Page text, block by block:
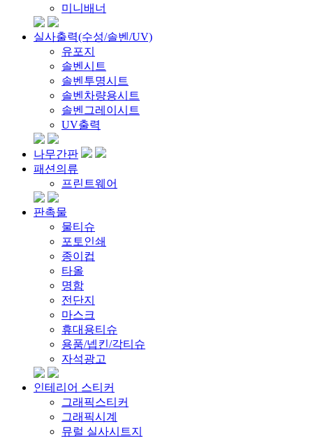
미니배너
실사출력(수성/솔벤/UV)
유포지
솔벤시트
솔벤투명시트
솔벤차량용시트
솔벤그레이시트
UV출력
나무간판
패션의류
프린트웨어
판촉물
물티슈
포토인쇄
종이컵
타올
명함
전단지
마스크
휴대용티슈
용품/넵킨/각티슈
자석광고
인테리어 스티커
그래픽스티커
그래픽시계
뮤럴 실사시트지